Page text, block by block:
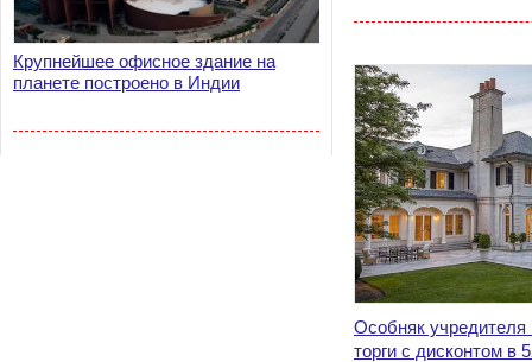
Крупнейшее офисное здание на
планете построено в Индии
Особняк
торги с дисконтом в